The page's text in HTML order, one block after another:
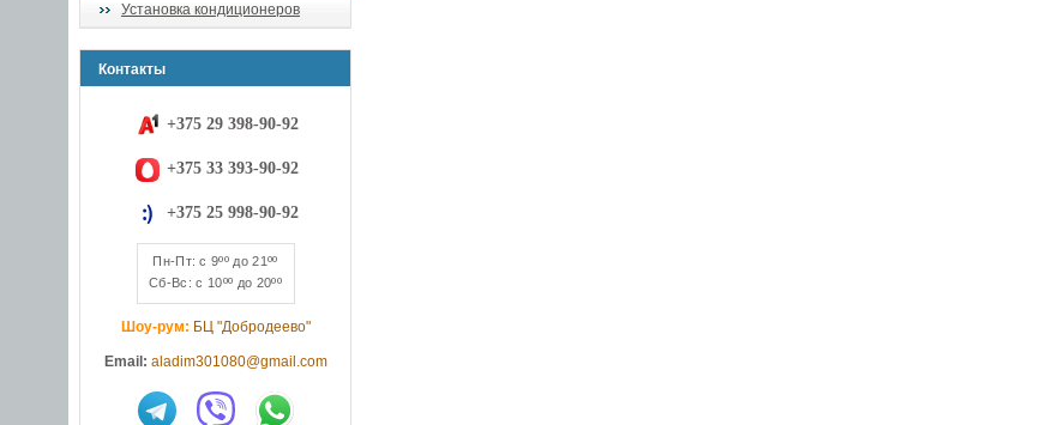
Установка кондиционеров
Контакты
+375 29 398-90-92
+375 33 393-90-92
+375 25 998-90-92
Пн-Пт: с 9ºº до 21ºº
Сб-Вс: с 10ºº до 20ºº
Шоу-рум: БЦ "Добродеево"
Email: aladim301080@gmail.com